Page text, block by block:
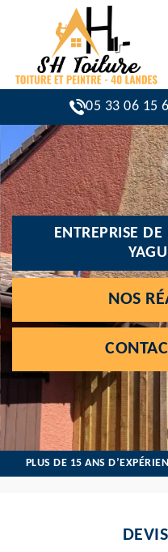
05 33 06 15
ENTREPRISE
NOS
PLUS DE 15 ANS